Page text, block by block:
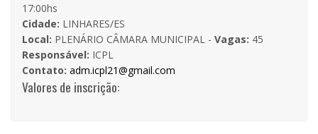
17:00hs
Cidade: LINHARES/ES
Local: PLENÁRIO CÂMARA MUNICIPAL - Vagas: 45
Responsável: ICPL
Contato: adm.icpl21@gmail.com
Valores de inscrição: